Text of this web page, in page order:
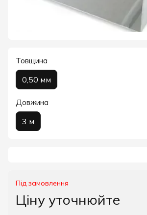
Товщина
0,50 мм
Довжина
3 м
Під замовлення
Ціну уточнюйте